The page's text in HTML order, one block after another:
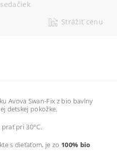
Strážiť cenu
Avova Swan-Fix z bio bavlny
detskej pokožke.
pri 30°C.
s dieťaťom, je zo 100% bio